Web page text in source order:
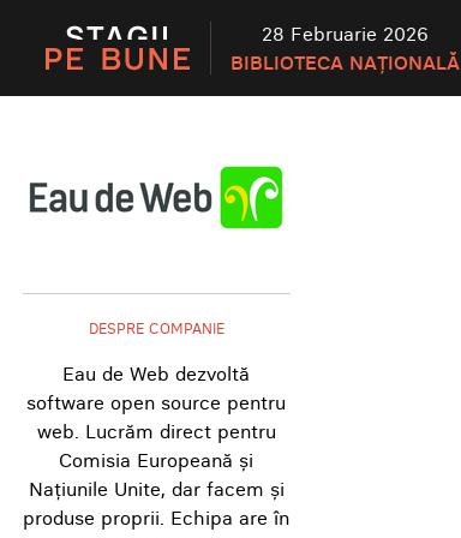
28 Februarie 2026
BIBLIOTECA NAȚIONALĂ
DESPRE COMPANIE
Eau de Web dezvoltă
software open source pentru
web. Lucrăm direct pentru
Comisia Europeană și
Națiunile Unite, dar facem și
produse proprii. Echipa are în